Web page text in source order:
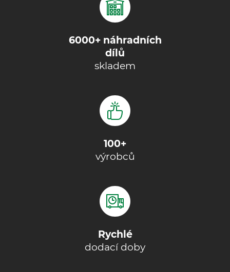
6000+ náhradních
dílů
skladem
100+
výrobců
Rychlé
dodací doby